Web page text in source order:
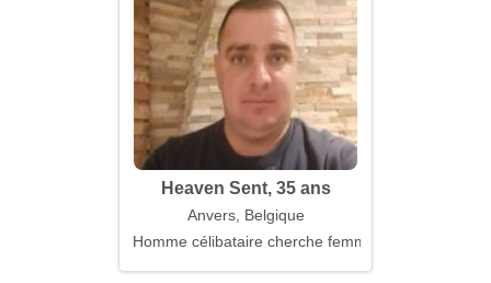
Heaven Sent, 35 ans
Anvers, Belgique
Homme célibataire cherche femme